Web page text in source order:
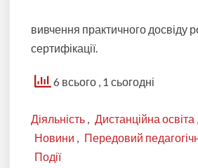
вивчення практичного досвіду
сертифікації.
6 всього , 1 сьогодні
Діяльність , Дистанційна освіта ,
Новини , Передовий
Події